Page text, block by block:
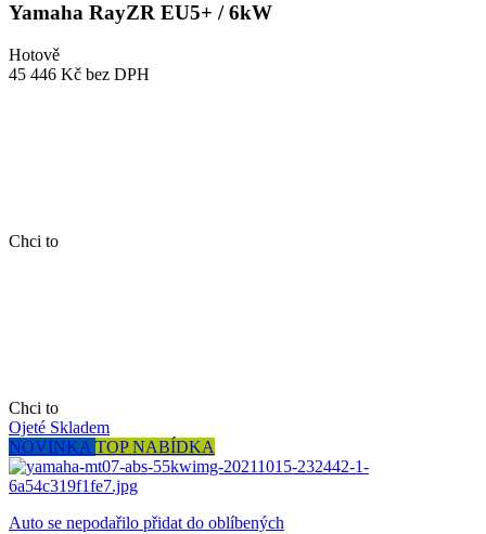
Yamaha RayZR EU5+ / 6kW
Hotově
45 446 Kč bez DPH
Chci to
Chci to
Ojeté Skladem
NOVINKA TOP NABÍDKA
Auto se nepodařilo přidat do oblíbených